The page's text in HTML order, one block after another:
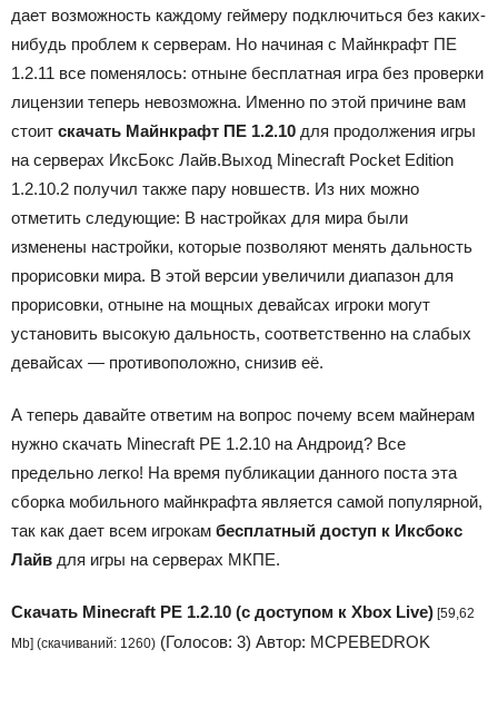
дает возможность каждому геймеру подключиться без каких-
нибудь проблем к серверам. Но начиная с Майнкрафт ПЕ
1.2.11 все поменялось: отныне бесплатная игра без проверки
лицензии теперь невозможна. Именно по этой причине вам
стоит скачать Майнкрафт ПЕ 1.2.10 для продолжения игры
на серверах ИксБокс Лайв.Выход Minecraft Pocket Edition
1.2.10.2 получил также пару новшеств. Из них можно
отметить следующие: В настройках для мира были
изменены настройки, которые позволяют менять дальность
прорисовки мира. В этой версии увеличили диапазон для
прорисовки, отныне на мощных девайсах игроки могут
установить высокую дальность, соответственно на слабых
девайсах — противоположно, снизив её.
А теперь давайте ответим на вопрос почему всем майнерам
нужно скачать Minecraft PE 1.2.10 на Андроид? Все
предельно легко! На время публикации данного поста эта
сборка мобильного майнкрафта является самой популярной,
так как дает всем игрокам бесплатный доступ к Иксбокс
Лайв для игры на серверах МКПЕ.
Скачать Minecraft PE 1.2.10 (с доступом к Xbox Live) [59,62
Mb] (cкачиваний: 1260) (Голосов: 3) Автор: MCPEBEDROK